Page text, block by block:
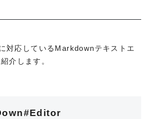
対応しているMarkdownテキストエ
介します。